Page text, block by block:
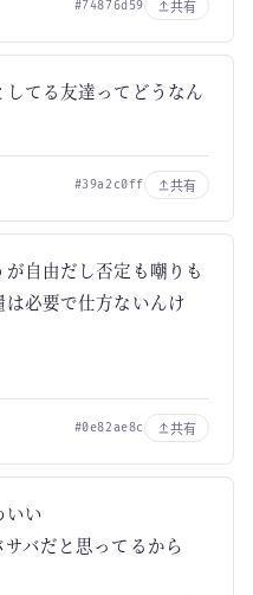
#74876d59 共有
てる友達ってどうなん
#39a2c0ff 共有
自由だし否定も嘲りも
必要で仕方ないんけ
#0e82ae8c 共有
いい
バだと思ってるから